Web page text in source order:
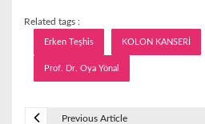
Related tags :
Erken Teşhis KOLON KANSERİ
Prof. Dr. Oya Yönal
Previous Article